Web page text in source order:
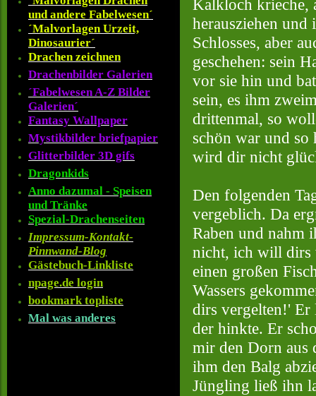
und andere Fabelwesen´
´Malvorlagen Urzeit,
Dinosaurier´
Drachen zeichnen
Drachenbilder Galerien
´Fabelwesen A-Z Bilder
Galerien´
Fantasy Wallpaper
Mystikbilder briefpapier
Glitterbilder 3D gifs
Dragonkids
Anno dazumal - Speisen
und Tränke
Spezial-Drachenseiten
Impressum-Kontakt-
Pinnwand-Blog
Gästebuch-Linkliste
npage.de login
bookmark topliste
Mal was anderes
Kalkloch krieche,
herausziehen und
Schlosses, aber
geschehen: sein
vor sie hin und
sein, es ihm
drittenmal, so
schön war und so
wird dir nicht
Den folgenden
vergeblich. Da
Raben und nahm
nicht, ich will dirs
einen großen
Wassers
dirs vergelten!' Er
der hinkte. Er
mir den Dorn aus
ihm den Balg
Jüngling ließ ihn